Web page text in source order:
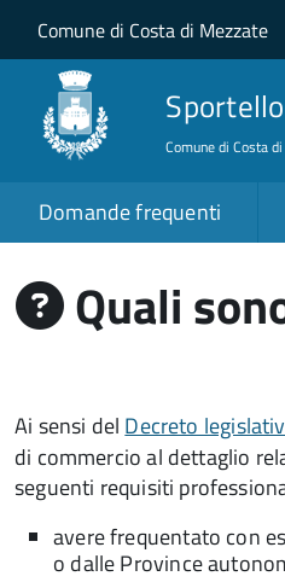
Salta al contenuto
Skip to site navigation
Comune di Costa di Mezzate
Comune di Costa
Domande frequenti
Quali
Ai sensi del Decreto
di commercio al dettaglio
seguenti requisiti
avere frequentato con
o dalle Province